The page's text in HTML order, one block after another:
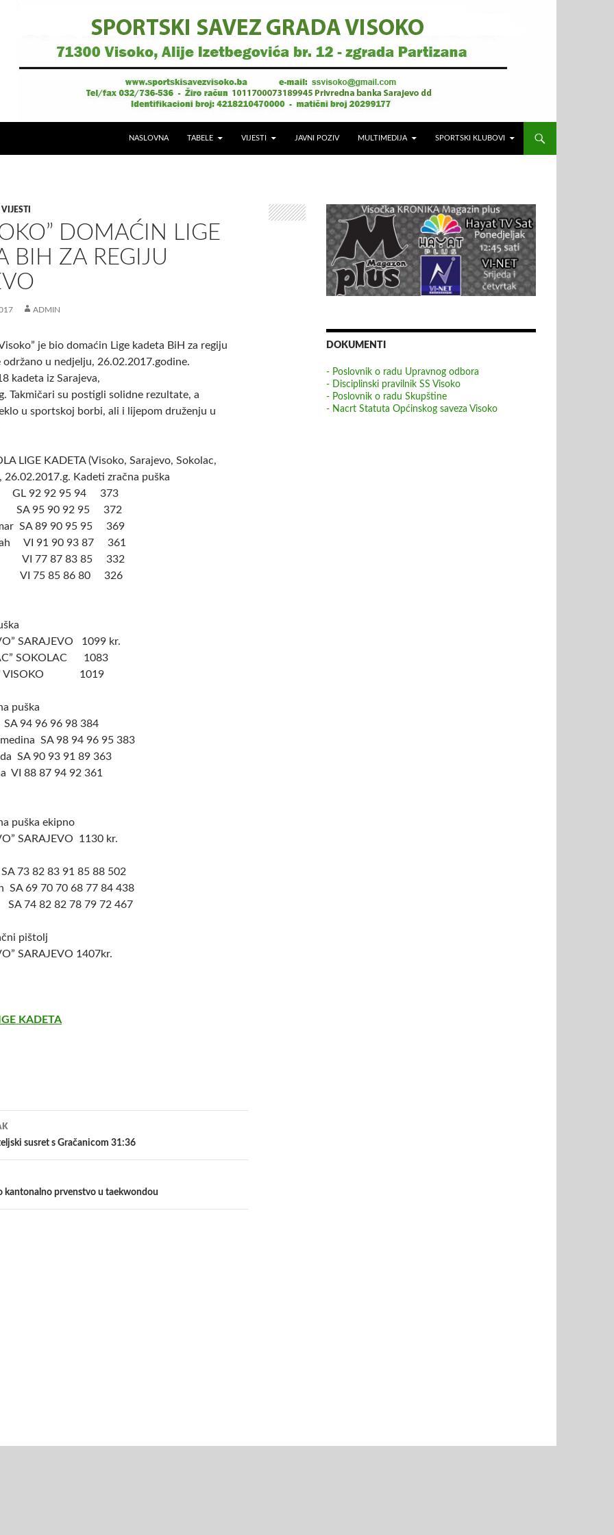
NASLOVNA TABELE VIJESTI JAVNI POZIV MULTIMEDIJA SPORTSKI KLUBOVI
VIJESTI
DOMAĆIN LIGE
BIH ZA REGIJU
ADMIN
je bio domaćin Lige kadeta BiH za regiju
održano u nedjelju, 26.02.2017.godine.
kadeta iz Sarajeva,
Takmičari su postigli solidne rezultate, a
u sportskoj borbi, ali i lijepom druženju u
LIGE KADETA (Visoko, Sarajevo, Sokolac,
26.02.2017.g. Kadeti zračna puška
92 92 95 94 373
SA 95 90 92 95 372
SA 89 90 95 95 369
VI 91 90 93 87 361
VI 77 87 83 85 332
VI 75 85 86 80 326
SARAJEVO 1099 kr.
SOKOLAC 1083
VISOKO 1019
puška
94 96 96 98 384
SA 98 94 96 95 383
SA 90 93 91 89 363
VI 88 87 94 92 361
puška ekipno
SARAJEVO 1130 kr.
73 82 83 91 85 88 502
SA 69 70 70 68 77 84 438
74 82 82 78 79 72 467
pištolj
SARAJEVO 1407kr.
KADETA
susret s Gračanicom 31:36
kantonalno prvenstvo u taekwondou
DOKUMENTI
- Poslovnik o radu Upravnog odbora
- Disciplinski pravilnik SS Visoko
- Poslovnik o radu Skupštine
- Nacrt Statuta Općinskog saveza Visoko